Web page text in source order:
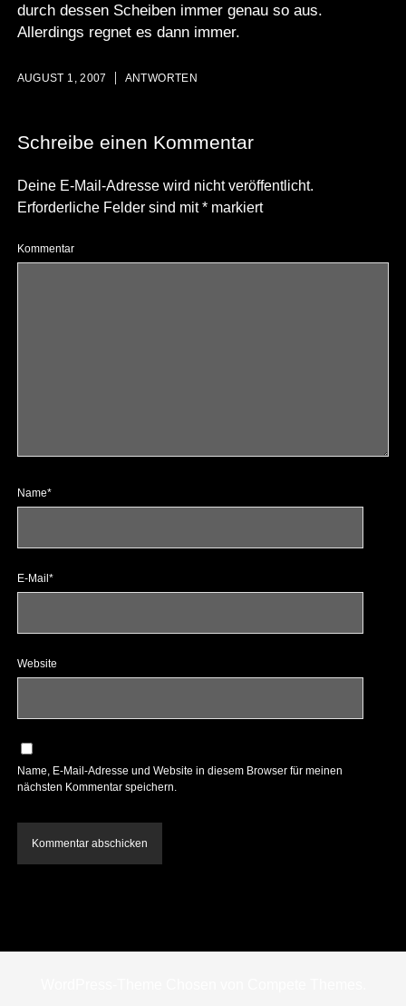
durch dessen Scheiben immer genau so aus.
Allerdings regnet es dann immer.
AUGUST 1, 2007 ANTWORTEN
Schreibe einen Kommentar
Deine E-Mail-Adresse wird nicht veröffentlicht.
Erforderliche Felder sind mit*markiert
Kommentar
Name*
E-Mail*
Website
Name, E-Mail-Adresse und Website in diesem Browser für meinen
nächsten Kommentar speichern.